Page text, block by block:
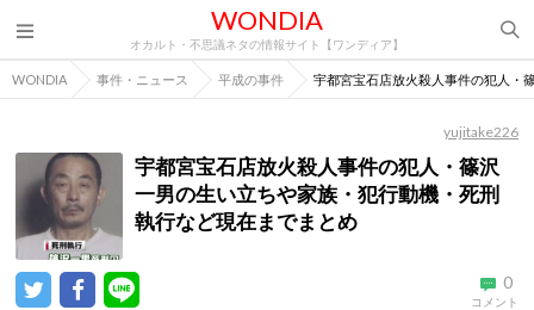
WONDIA
オカルト・不思議ネタの情報サイト【ワンディア】
WONDIA 事件・ニュース 平成の事件 宇都宮宝石店放火殺人事件の犯人・
yujitake226
宇都宮宝石店放火殺人事件の犯人・篠沢
一男の生い立ちや家族・犯行動機・死刑
執行など現在までまとめ
0
コメント